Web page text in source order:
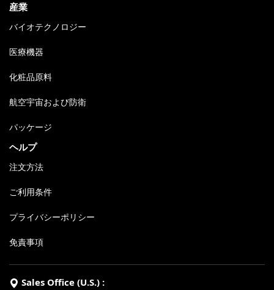
産業
バイオテクノロジー
医療機器
化粧品原料
航空宇宙および防衛
パッケージ
ヘルプ
注文方法
ご利用条件
プライバシーポリシー
免責事項
Sales Office (U.S.) :